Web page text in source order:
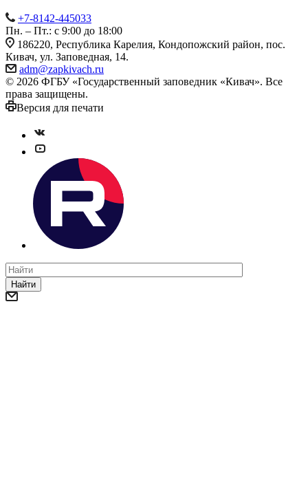
+7-8142-445033
Пн. – Пт.: с 9:00 до 18:00
186220, Республика Карелия, Кондопожский район, пос.
Кивач, ул. Заповедная, 14.
adm@zapkivach.ru
© 2026 ФГБУ «Государственный заповедник «Кивач». Все
права защищены.
Версия для печати
Найти